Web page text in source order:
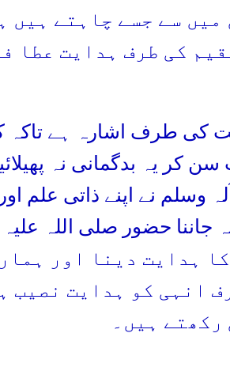
سے جسے چاہتے ہیں
کی طرف ہدایت عطا
کی طرف اشارہ ہے تاکہ
کر یہ بدگمانی نہ
نے اپنے ذاتی علم
جاننا حضور صلی اللہ
2:- اے حبیب! آپ کا ہدایت دینا
انہی کو ہدایت نصیب
رکھتے ہیں۔